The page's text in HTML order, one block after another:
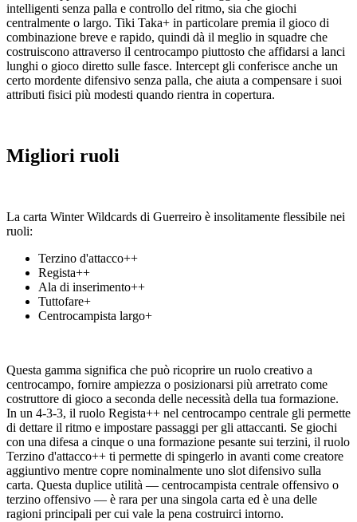
intelligenti senza palla e controllo del ritmo, sia che giochi
centralmente o largo. Tiki Taka+ in particolare premia il gioco di
combinazione breve e rapido, quindi dà il meglio in squadre che
costruiscono attraverso il centrocampo piuttosto che affidarsi a lanci
lunghi o gioco diretto sulle fasce. Intercept gli conferisce anche un
certo mordente difensivo senza palla, che aiuta a compensare i suoi
attributi fisici più modesti quando rientra in copertura.
Migliori ruoli
La carta Winter Wildcards di Guerreiro è insolitamente flessibile nei
ruoli:
Terzino d'attacco++
Regista++
Ala di inserimento++
Tuttofare+
Centrocampista largo+
Questa gamma significa che può ricoprire un ruolo creativo a
centrocampo, fornire ampiezza o posizionarsi più arretrato come
costruttore di gioco a seconda delle necessità della tua formazione.
In un 4-3-3, il ruolo Regista++ nel centrocampo centrale gli permette
di dettare il ritmo e impostare passaggi per gli attaccanti. Se giochi
con una difesa a cinque o una formazione pesante sui terzini, il ruolo
Terzino d'attacco++ ti permette di spingerlo in avanti come creatore
aggiuntivo mentre copre nominalmente uno slot difensivo sulla
carta. Questa duplice utilità — centrocampista centrale offensivo o
terzino offensivo — è rara per una singola carta ed è una delle
ragioni principali per cui vale la pena costruirci intorno.